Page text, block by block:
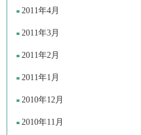
2011年4月
2011年3月
2011年2月
2011年1月
2010年12月
2010年11月